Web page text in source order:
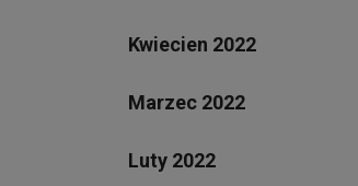
Kwiecien 2022
Marzec 2022
Luty 2022